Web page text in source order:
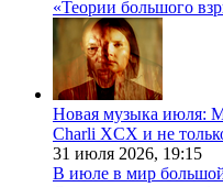
«Теории большого
Новая музыка июля:
Charli XCX и не
31 июля 2026, 19:15
В июле в мир